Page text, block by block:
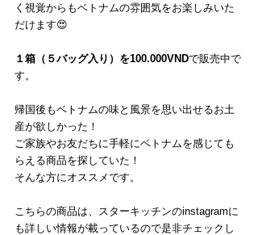
く視覚からもベトナムの雰囲気をお楽しみいた
だけます😍
１箱（５バッグ入り）を100.000VNDで販売中で
す。
帰国後もベトナムの味と風景を思い出せるお土
産が欲しかった！
ご家族やお友だちに手軽にベトナムを感じても
らえる商品を探していた！
そんな方にオススメです。
こちらの商品は、スターキッチンのinstagramに
も詳しい情報が載っているので是非チェックし